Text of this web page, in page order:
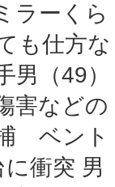
ラーくら
も仕方な
男（49）
害などの
ベント
衝突 男